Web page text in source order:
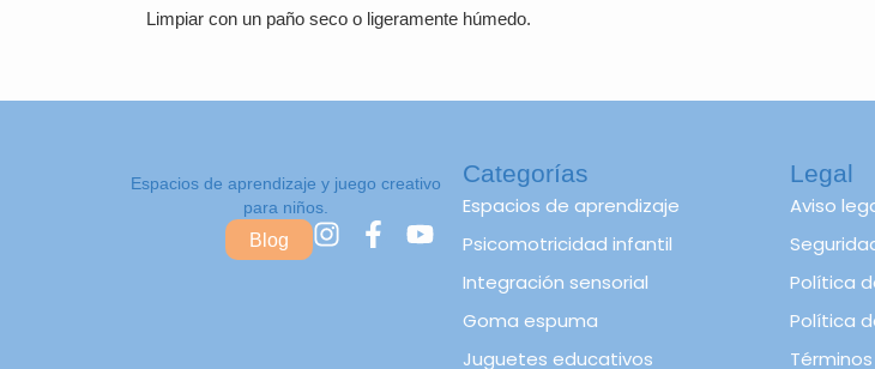
Limpiar con un paño seco o ligeramente húmedo.
Espacios de aprendizaje y juego creativo
para niños.
I
n
F
a
Y
Blog
Categorías
Espacios de aprendizaje
Psicomotricidad infantil
Integración sensorial
Goma espuma
Juguetes educativos
Legal
Aviso
Política
Política